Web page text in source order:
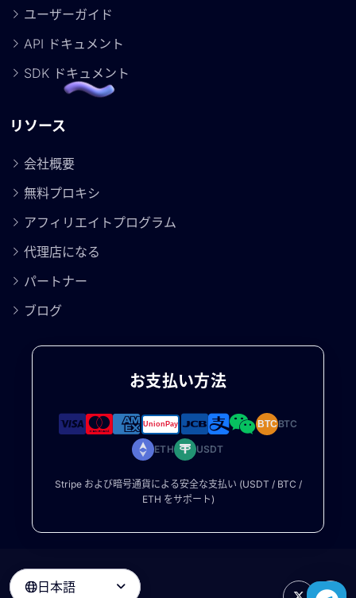
ユーザーガイド
API ドキュメント
SDK ドキュメント
リソース
会社概要
無料プロキシ
アフィリエイトプログラム
代理店になる
パートナー
ブログ
お支払い方法
BTCBTC
ETH USDT
Stripe および暗号通貨による安全な支払い (USDT / BTC /
ETH をサポート)
日本語 